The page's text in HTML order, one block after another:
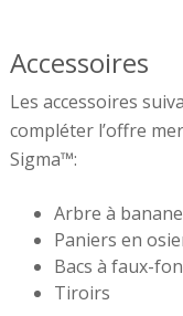
Accessoires
Les accessoires
compléter l’offre
Sigma™:
Arbre à
Paniers en
Bacs à faux-
Tiroirs